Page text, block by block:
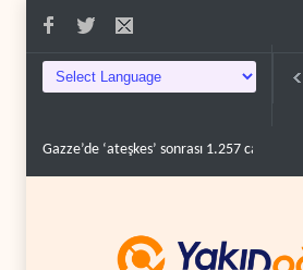
Gazze’de ‘ateşkes’ sonrası 1.257 can kaybı..